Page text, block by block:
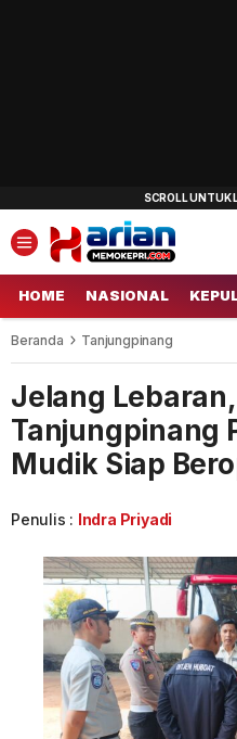
HOME NASIONAL
Beranda Tanjungpinang
Jelang
Tanjungpinang
Mudik Siap
Penulis : Indra Priyadi